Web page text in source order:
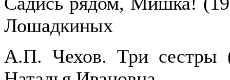
Лошадкиных
А.П. Чехов. Три сестры